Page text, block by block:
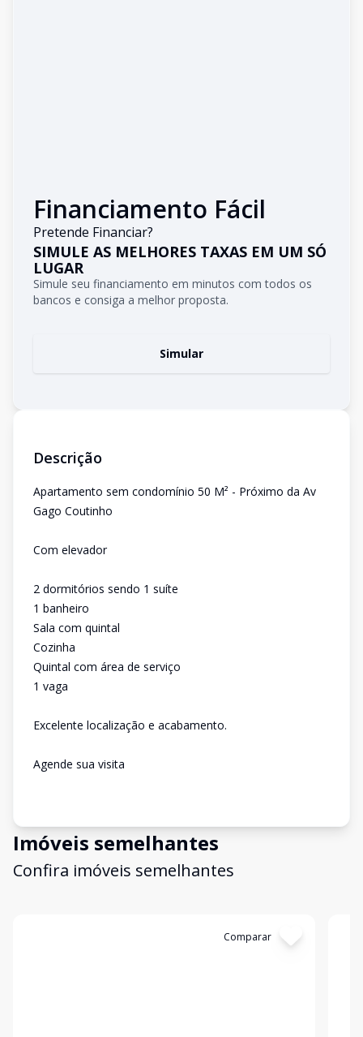
Financiamento Fácil
Pretende Financiar?
SIMULE AS MELHORES TAXAS EM UM SÓ
LUGAR
Simule seu financiamento em minutos com todos os
bancos e consiga a melhor proposta.
Simular
Descrição
Apartamento sem condomínio 50 M² - Próximo da Av
Gago Coutinho
Com elevador
2 dormitórios sendo 1 suíte
1 banheiro
Sala com quintal
Cozinha
Quintal com área de serviço
1 vaga
Excelente localização e acabamento.
Agende sua visita
Imóveis semelhantes
Confira imóveis semelhantes
Comparar